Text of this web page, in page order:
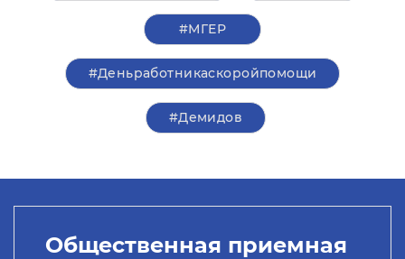
#‎МГЕР‬
#Деньработникаскоройпомощи
#Демидов
Общественная приемная